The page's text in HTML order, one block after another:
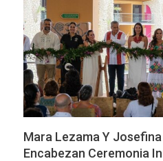
Mara Lezama Y
Encabezan Ceremonia